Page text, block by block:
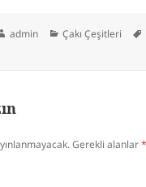
Yazar
admin Kategoriler
Çakı Çeşitleri
Gerekli alanlar*